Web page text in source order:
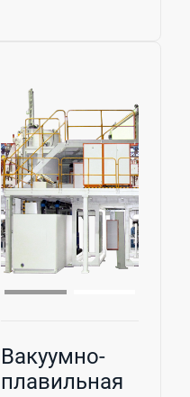
Вакуумно-
плавильная